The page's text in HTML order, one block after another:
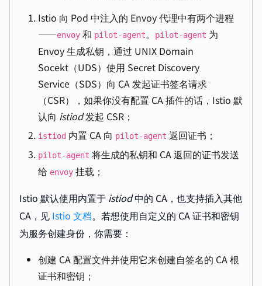
Istio 向 Pod 中注入的 Envoy 代理中有两个进程
——envoy 和 pilot-agent。 pilot-agent 为
Envoy 生成私钥，通过 UNIX Domain
Socekt（UDS）使用 Secret Discovery
Service（SDS）向 CA 发起证书签名请求
（CSR），如果你没有配置 CA 插件的话，Istio 默
认向 istiod发起 CSR；
istiod 内置 CA 向 pilot-agent 返回证书；
pilot-agent 将生成的私钥和 CA 返回的证书发送
给 envoy 挂载；
Istio 默认使用内置于 istiod中的 CA，也支持插入其他
CA，见 Istio 文档。若想使用自定义的 CA 证书和密钥
为服务创建身份，你需要：
创建 CA 配置文件并使用它来创建自签名的 CA 根
证书和密钥；